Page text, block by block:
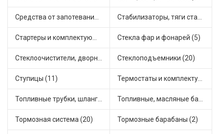
Средства от запотевания и размораживатели стекла (1) Стабилизаторы, тяги стабилизатора, стойки стабилиз (3)
Стартеры и комплектующие (38) Стекла фар и фонарей (5)
Стеклоочистители, дворники (1) Стеклоподъемники (20)
Ступицы (11) Термостаты и комплектующие системы охлаждения (55)
Топливные трубки, шланги, магистрали и рампы (3) Топливные, масляные баки (1)
Тормозная система (20) Тормозные барабаны (2)